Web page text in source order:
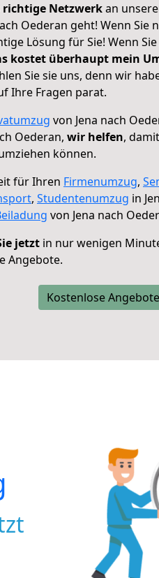
richtige Netzwerkan
Oederan geht! Wenn Sie
Lösung für Sie! Wenn
kostet überhaupt mein
Sie sie uns, denn wir
Ihre Fragen parat.
von Jena nach
Oederan, wir helfen,
können.
für Ihren Firmenumzug,
, Studentenumzug in
von Jena nach
jetzt in nur wenigen
Angebote.
Kostenlose